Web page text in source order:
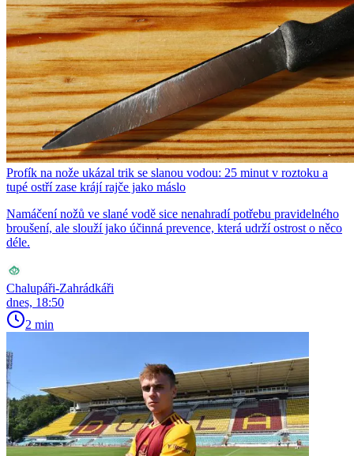
Profík na nože ukázal trik se slanou vodou: 25 minut v roztoku a
tupé ostří zase krájí rajče jako máslo
Namáčení nožů ve slané vodě sice nenahradí potřebu pravidelného
broušení, ale slouží jako účinná prevence, která udrží ostrost o něco
déle.
Chalupáři-Zahrádkáři
dnes, 18:50
2 min